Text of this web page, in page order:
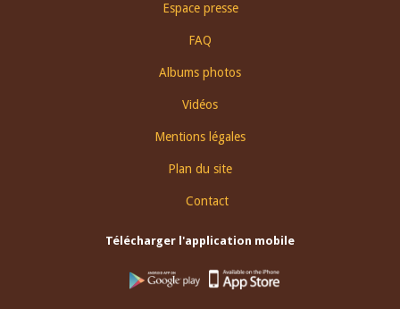
Espace presse
FAQ
Albums photos
Vidéos
Mentions légales
Plan du site
Contact
Télécharger l'application mobile